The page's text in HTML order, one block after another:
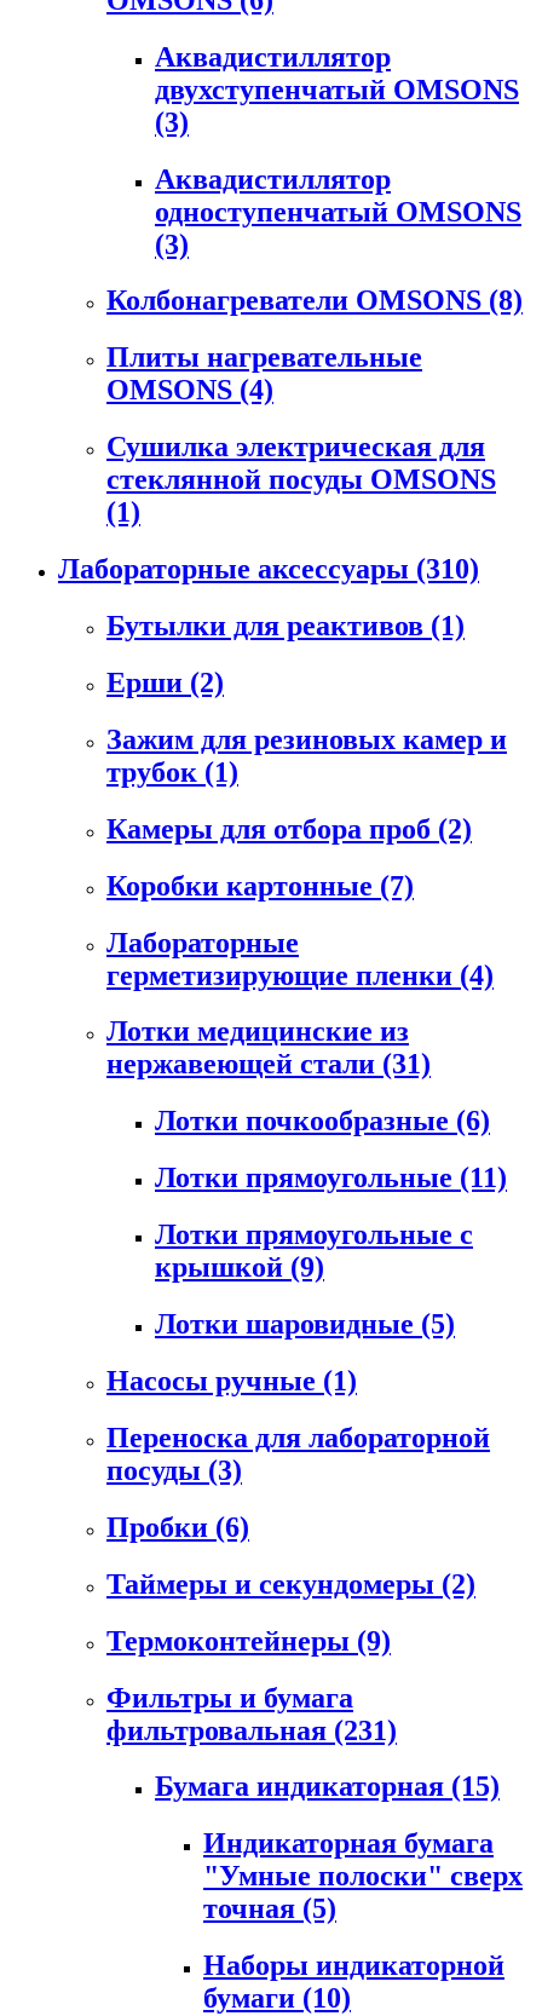
Аквадистиллятор
двухступенчатый OMSONS
(3)
Аквадистиллятор
одноступенчатый OMSONS
(3)
Колбонагреватели OMSONS (8)
Плиты нагревательные
OMSONS (4)
Сушилка электрическая для
стеклянной посуды OMSONS
(1)
Лабораторные аксессуары (310)
Бутылки для реактивов (1)
Ерши (2)
Зажим для резиновых камер и
трубок (1)
Камеры для отбора проб (2)
Коробки картонные (7)
Лабораторные
герметизирующие пленки (4)
Лотки медицинские из
нержавеющей стали (31)
Лотки почкообразные (6)
Лотки прямоугольные (11)
Лотки прямоугольные с
крышкой (9)
Лотки шаровидные (5)
Насосы ручные (1)
Переноска для лабораторной
посуды (3)
Пробки (6)
Таймеры и секундомеры (2)
Термоконтейнеры (9)
Фильтры и бумага
фильтровальная (231)
Бумага индикаторная (15)
Индикаторная бумага
"Умные полоски" сверх
точная (5)
Наборы индикаторной
бумаги (10)